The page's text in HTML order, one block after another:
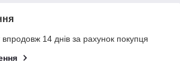
14 днів за рахунок покупця